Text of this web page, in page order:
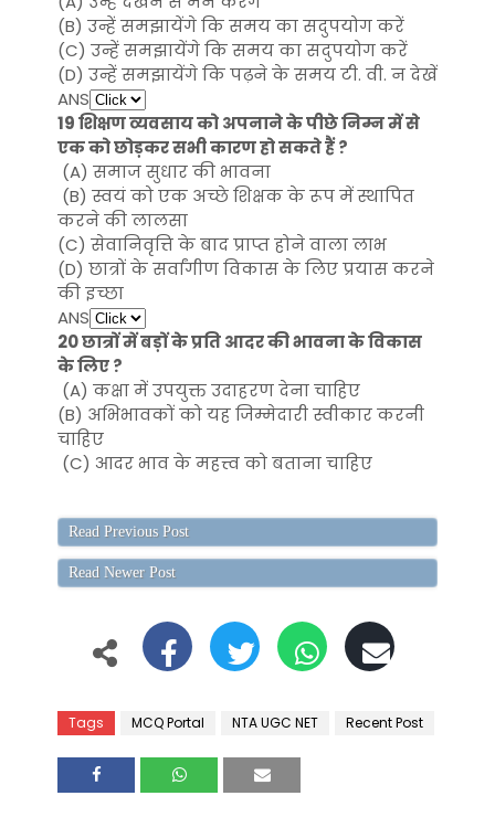
(B) उन्हें समझायेंगे कि समय का सदुपयोग करें
(C) उन्हें समझायेंगे कि समय का सदुपयोग करें
(D) उन्हें समझायेंगे कि पढ़ने के समय टी. वी. न देखें
ANS
19 शिक्षण व्यवसाय को अपनाने के पीछे निम्न में से
एक को छोड़कर सभी कारण हो सकते हैं ?
(A) समाज सुधार की भावना
(B) स्वयं को एक अच्छे शिक्षक के रूप में स्थापित
करने की लालसा
(C) सेवानिवृत्ति के बाद प्राप्त होने वाला लाभ
(D) छात्रों के सर्वांगीण विकास के लिए प्रयास करने
की इच्छा
ANS
20 छात्रों में बड़ों के प्रति आदर की भावना के विकास
के लिए ?
(A) कक्षा में उपयुक्त उदाहरण देना चाहिए
(B) अभिभावकों को यह जिम्मेदारी स्वीकार करनी
चाहिए
(C) आदर भाव के महत्त्व को बताना चाहिए
Read Previous Post
Read Newer Post
Tags MCQ Portal NTA UGC NET Recent Post